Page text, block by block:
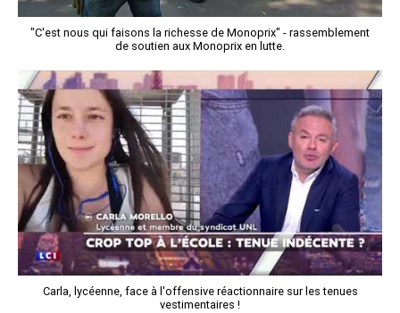
"C'est nous qui faisons la richesse de Monoprix" - rassemblement
de soutien aux Monoprix en lutte.
Carla, lycéenne, face à l'offensive réactionnaire sur les tenues
vestimentaires !